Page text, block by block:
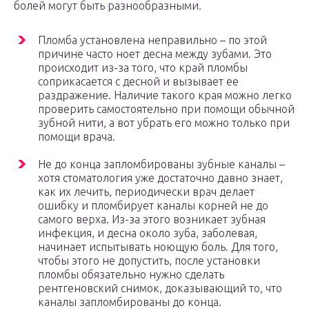
болей могут быть разнообразными.
Пломба установлена неправильно – по этой
причине часто ноет десна между зубами. Это
происходит из-за того, что край пломбы
соприкасается с десной и вызывает ее
раздражение. Наличие такого края можно легко
проверить самостоятельно при помощи обычной
зубной нити, а вот убрать его можно только при
помощи врача.
Не до конца запломбированы зубные каналы –
хотя стоматология уже достаточно давно знает,
как их лечить, периодически врач делает
ошибку и пломбирует каналы корней не до
самого верха. Из-за этого возникает зубная
инфекция, и десна около зуба, заболевая,
начинает испытывать ноющую боль. Для того,
чтобы этого не допустить, после установки
пломбы обязательно нужно сделать
рентгеновский снимок, доказывающий то, что
каналы запломбированы до конца.